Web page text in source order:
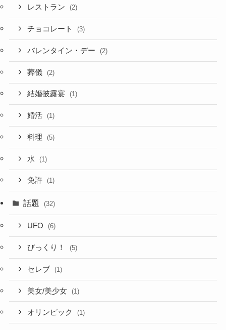
レストラン (2)
チョコレート (3)
バレンタイン・デー (2)
葬儀 (2)
結婚披露宴 (1)
婚活 (1)
料理 (5)
水 (1)
免許 (1)
話題 (32)
UFO (6)
びっくり！ (5)
セレブ (1)
美女/美少女 (1)
オリンピック (1)